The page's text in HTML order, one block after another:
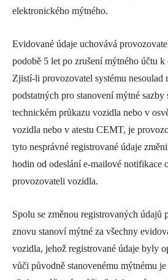
elektronického mýtného.
Evidované údaje uchovává
podobě 5 let po zrušení mýtného účtu
Zjistí-li provozovatel systému nesoulad
podstatných pro stanovení mýtné
technickém průkazu vozidla nebo v
vozidla nebo v atestu CEMT, je
tyto nesprávné registrované údaje
hodin od odeslání e-mailové notifikace
provozovateli vozidla.
Spolu se změnou registrovaných údajů
znovu stanoví mýtné za všechny
vozidla, jehož registrované údaje byly
vůči původně stanovenému mýtnému